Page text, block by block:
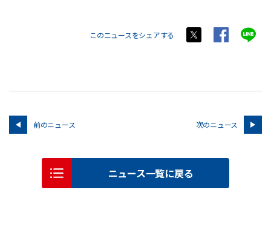
このニュースをシェアする
前のニュース 次のニュース
ニュース一覧に戻る